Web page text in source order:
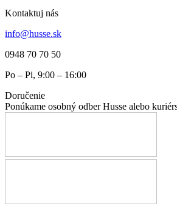
Kontaktuj nás
info@husse.sk
0948 70 70 50
Po – Pi, 9:00 – 16:00
Doručenie
Ponúkame osobný odber Husse alebo